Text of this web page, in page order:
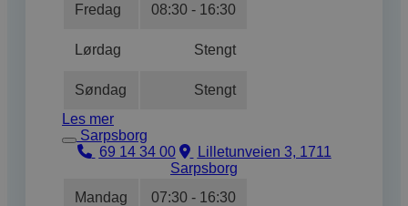
Fredag 08:30 - 16:30
Lørdag Stengt
Søndag
Stengt
Les mer
Sarpsborg
69 14 34 00
Lilletunveien 3, 1711
Sarpsborg
Mandag
07:30 - 16:30